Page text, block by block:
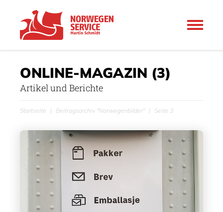
ONLINE-MAGAZIN (3)
Artikel und Berichte
Startseite Beitragsarchiv "Norwegenbilder" Seite 3